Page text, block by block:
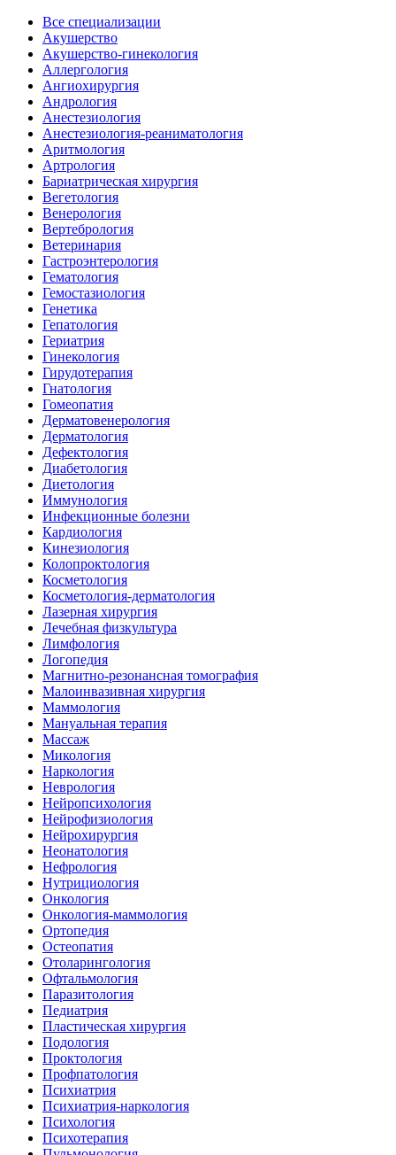
Все специализации
Акушерство
Акушерство-гинекология
Аллергология
Ангиохирургия
Андрология
Анестезиология
Анестезиология-реаниматология
Аритмология
Артрология
Бариатрическая хирургия
Вегетология
Венерология
Вертебрология
Ветеринария
Гастроэнтерология
Гематология
Гемостазиология
Генетика
Гепатология
Гериатрия
Гинекология
Гирудотерапия
Гнатология
Гомеопатия
Дерматовенерология
Дерматология
Дефектология
Диабетология
Диетология
Иммунология
Инфекционные болезни
Кардиология
Кинезиология
Колопроктология
Косметология
Косметология-дерматология
Лазерная хирургия
Лечебная физкультура
Лимфология
Логопедия
Магнитно-резонансная томография
Малоинвазивная хирургия
Маммология
Мануальная терапия
Массаж
Микология
Наркология
Неврология
Нейропсихология
Нейрофизиология
Нейрохирургия
Неонатология
Нефрология
Нутрициология
Онкология
Онкология-маммология
Ортопедия
Остеопатия
Отоларингология
Офтальмология
Паразитология
Педиатрия
Пластическая хирургия
Подология
Проктология
Профпатология
Психиатрия
Психиатрия-наркология
Психология
Психотерапия